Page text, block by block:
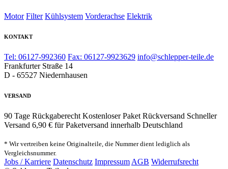
Motor Filter Kühlsystem Vorderachse Elektrik
KONTAKT
Tel: 06127-992360 Fax: 06127-9923629 info@schlepper-teile.de
Frankfurter Straße 14
D - 65527 Niedernhausen
VERSAND
90 Tage Rückgaberecht Kostenloser Paket Rückversand Schneller
Versand 6,90 € für Paketversand innerhalb Deutschland
* Wir vertreiben keine Originalteile, die Nummer dient lediglich als
Vergleichsnummer.
Jobs / Karriere Datenschutz Impressum AGB Widerrufsrecht